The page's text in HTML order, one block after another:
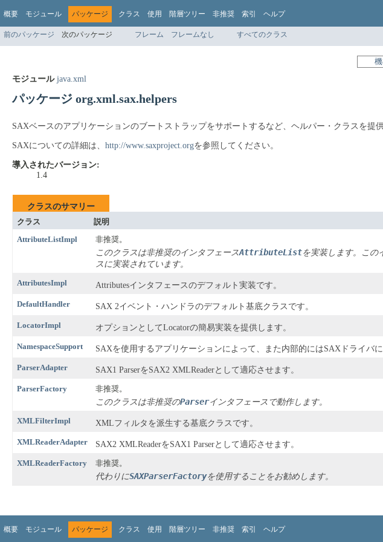
概要 モジュール パッケージ クラス 使用 階層ツリー 非推奨 索引 ヘルプ
前のパッケージ 次のパッケージ フレーム フレームなし すべてのクラス
モジュール java.xml
パッケージ org.xml.sax.helpers
SAXベースのアプリケーションのブートストラップをサポートするなど、ヘルパー・クラスを提供
SAXについての詳細は、 http://www.saxproject.orgを参照してください。
導入されたバージョン:
1.4
クラスのサマリー
クラス
説明
AttributeListImpl
非推奨。
このクラスは非推奨のインタフェースAttributeListを実装します。この
スに実装されています。
AttributesImpl Attributesインタフェースのデフォルト実装です。
DefaultHandler SAX 2イベント・ハンドラのデフォルト基底クラスです。
LocatorImpl オプションとしてLocatorの簡易実装を提供します。
NamespaceSupport SAXを使用するアプリケーションによって、また内部的にはSAXドライバ
ParserAdapter SAX1 ParserをSAX2 XMLReaderとして適応させます。
ParserFactory
非推奨。
このクラスは非推奨のParserインタフェースで動作します。
XMLFilterImpl XMLフィルタを派生する基底クラスです。
XMLReaderAdapter SAX2 XMLReaderをSAX1 Parserとして適応させます。
XMLReaderFactory
非推奨。
代わりにSAXParserFactoryを使用することをお勧めします。
概要 モジュール パッケージ クラス 使用 階層ツリー 非推奨 索引 ヘルプ